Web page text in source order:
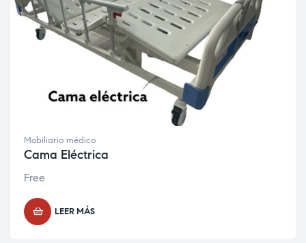
Mobiliario médico
Cama Eléctrica
Free
LEER MÁS